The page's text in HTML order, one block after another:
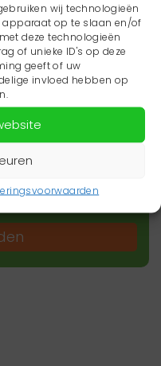
wij technologieën
apparaat op te slaan en/of
deze technologieën
of unieke ID's op deze
geeft of uw
invloed hebben op
het laatste
je dan in voor